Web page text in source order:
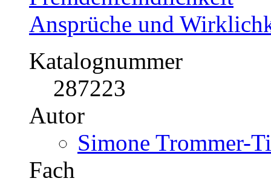
Kulturwissenschaften
Kategorie
Masterarbeit, 2009
Preis
US$ 42,99